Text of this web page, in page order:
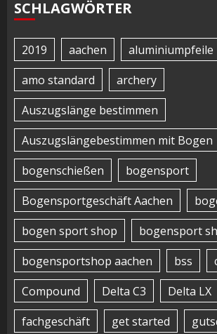
SCHLAGWÖRTER
2019 aachen
aluminiumpfeile
amo standard
archery
Auszugslänge bestimmen
Auszugslängebestimmen mit Bogen
bogenschießen
bogensport
Bogensportgeschäft Aachen
bogen sport shop
bogensport
bogensportshop aachen
bss
Compound
Delta C3
Delta LX
fachgeschäft
get started